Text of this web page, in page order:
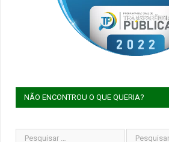
NÃO ENCONTROU O QUE QUERIA?